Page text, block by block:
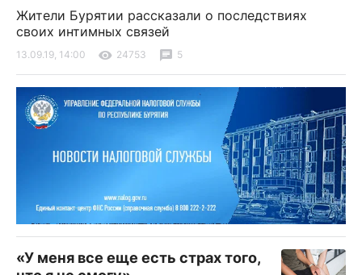
Жители Бурятии рассказали о последствиях
своих интимных связей
13.09.19, 14:00 24753 5
«У меня все еще есть страх того,